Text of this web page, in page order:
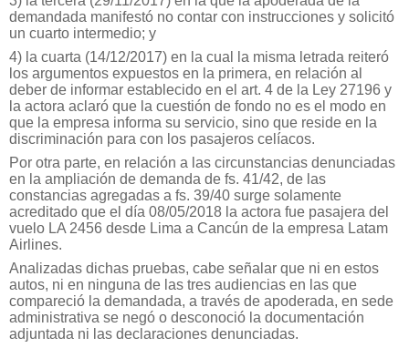
demandada manifestó no contar con instrucciones y solicitó
un cuarto intermedio; y
4) la cuarta (14/12/2017) en la cual la misma letrada reiteró
los argumentos expuestos en la primera, en relación al
deber de informar establecido en el art. 4 de la Ley 27196 y
la actora aclaró que la cuestión de fondo no es el modo en
que la empresa informa su servicio, sino que reside en la
discriminación para con los pasajeros celíacos.
Por otra parte, en relación a las circunstancias denunciadas
en la ampliación de demanda de fs. 41/42, de las
constancias agregadas a fs. 39/40 surge solamente
acreditado que el día 08/05/2018 la actora fue pasajera del
vuelo LA 2456 desde Lima a Cancún de la empresa Latam
Airlines.
Analizadas dichas pruebas, cabe señalar que ni en estos
autos, ni en ninguna de las tres audiencias en las que
compareció la demandada, a través de apoderada, en sede
administrativa se negó o desconoció la documentación
adjuntada ni las declaraciones denunciadas.